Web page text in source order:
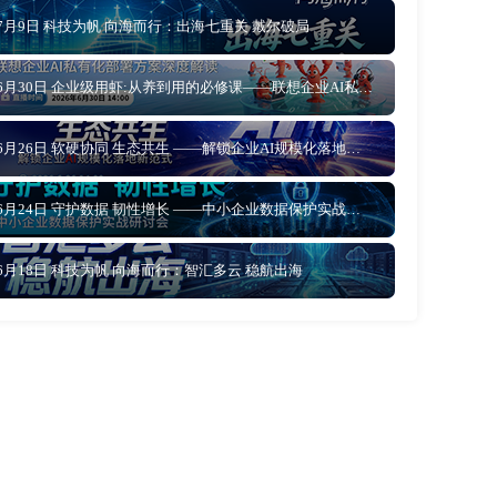
月9日 科技为帆 向海而行：出海七重关 戴尔破局
6月30日 企业级用虾:从养到用的必修课——联想企业AI私有化部署方案深度解读
6月26日 软硬协同 生态共生 ——解锁企业AI规模化落地新范式
6月24日 守护数据 韧性增长 ——中小企业数据保护实战研讨会
月18日 科技为帆 向海而行：智汇多云 稳航出海